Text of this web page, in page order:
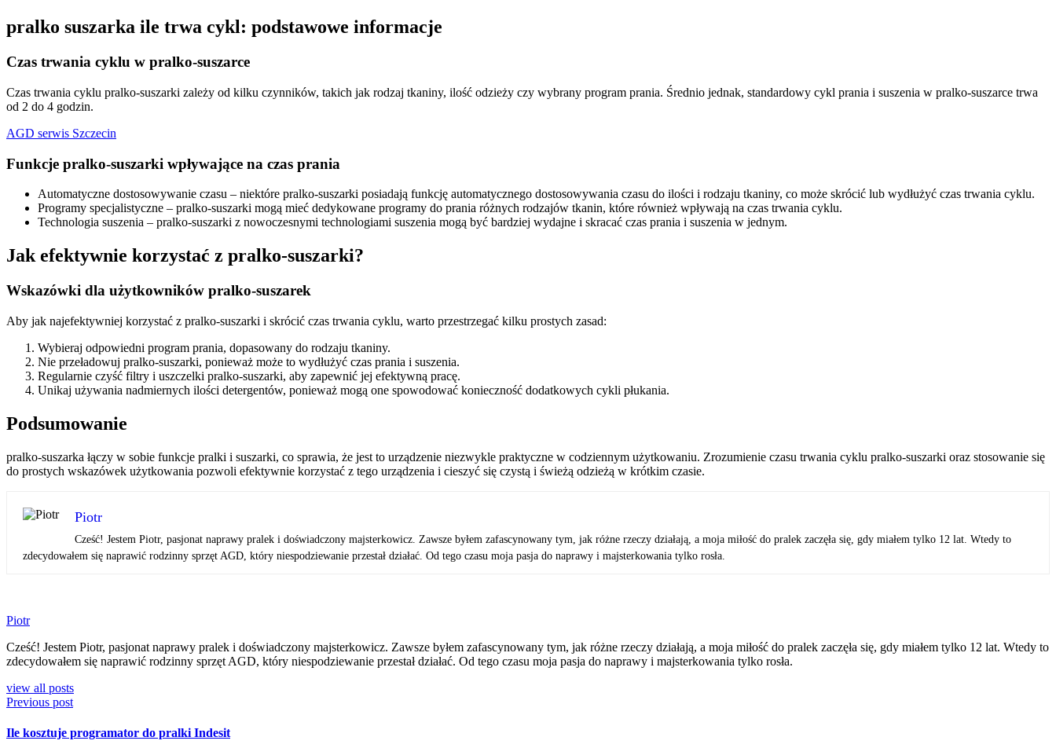
pralko suszarka ile trwa cykl: podstawowe informacje
Czas trwania cyklu w pralko-suszarce
Czas trwania cyklu pralko-suszarki zależy od kilku czynników, takich jak rodzaj tkaniny, ilość odzieży czy wybrany program prania. Średnio jednak, standardowy cykl prania i suszenia w pralko-suszarce trwa
od 2 do 4 godzin.
AGD serwis Szczecin
Funkcje pralko-suszarki wpływające na czas prania
Automatyczne dostosowywanie czasu – niektóre pralko-suszarki posiadają funkcję automatycznego dostosowywania czasu do ilości i rodzaju tkaniny, co może skrócić lub wydłużyć czas trwania cyklu.
Programy specjalistyczne – pralko-suszarki mogą mieć dedykowane programy do prania różnych rodzajów tkanin, które również wpływają na czas trwania cyklu.
Technologia suszenia – pralko-suszarki z nowoczesnymi technologiami suszenia mogą być bardziej wydajne i skracać czas prania i suszenia w jednym.
Jak efektywnie korzystać z pralko-suszarki?
Wskazówki dla użytkowników pralko-suszarek
Aby jak najefektywniej korzystać z pralko-suszarki i skrócić czas trwania cyklu, warto przestrzegać kilku prostych zasad:
Wybieraj odpowiedni program prania, dopasowany do rodzaju tkaniny.
Nie przeładowuj pralko-suszarki, ponieważ może to wydłużyć czas prania i suszenia.
Regularnie czyść filtry i uszczelki pralko-suszarki, aby zapewnić jej efektywną pracę.
Unikaj używania nadmiernych ilości detergentów, ponieważ mogą one spowodować konieczność dodatkowych cykli płukania.
Podsumowanie
pralko-suszarka łączy w sobie funkcje pralki i suszarki, co sprawia, że jest to urządzenie niezwykle praktyczne w codziennym użytkowaniu. Zrozumienie czasu trwania cyklu pralko-suszarki oraz stosowanie się
do prostych wskazówek użytkowania pozwoli efektywnie korzystać z tego urządzenia i cieszyć się czystą i świeżą odzieżą w krótkim czasie.
Piotr
Cześć! Jestem Piotr, pasjonat naprawy pralek i doświadczony majsterkowicz. Zawsze byłem zafascynowany tym, jak różne rzeczy działają, a moja miłość do pralek zaczęła się, gdy miałem tylko 12 lat. Wtedy to
zdecydowałem się naprawić rodzinny sprzęt AGD, który niespodziewanie przestał działać. Od tego czasu moja pasja do naprawy i majsterkowania tylko rosła.
Piotr
Cześć! Jestem Piotr, pasjonat naprawy pralek i doświadczony majsterkowicz. Zawsze byłem zafascynowany tym, jak różne rzeczy działają, a moja miłość do pralek zaczęła się, gdy miałem tylko 12 lat. Wtedy to
zdecydowałem się naprawić rodzinny sprzęt AGD, który niespodziewanie przestał działać. Od tego czasu moja pasja do naprawy i majsterkowania tylko rosła.
view all posts
Previous post
Ile kosztuje programator do pralki Indesit